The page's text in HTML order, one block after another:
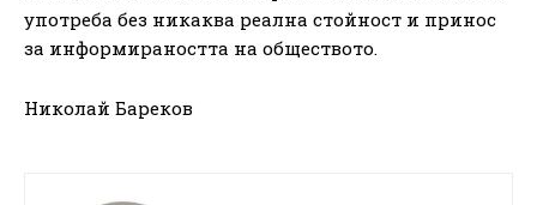
употреба без никаква реална стойност и принос
за информираността на обществото.
Николай Бареков